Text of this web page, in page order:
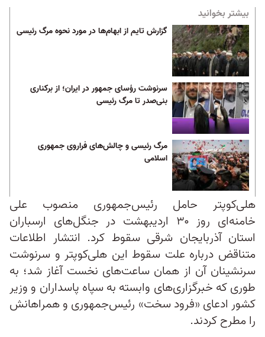
بیشتر بخوانید
گزارش تایم از ابهام‌ها در مورد نحوه مرگ رئیسی
سرنوشت رؤسای جمهور در ایران؛ از برکناری
بنی‌صدر تا مرگ رئیسی
مرگ رئیسی و چالش‌های فراروی جمهوری
اسلامی
هلی‌کوپتر حامل رئیس‌جمهوری منصوب علی
خامنه‌ای روز ۳۰ اردیبهشت در جنگل‌های ارسباران
استان آذربایجان شرقی سقوط کرد. انتشار اطلاعات
متناقض درباره علت سقوط این هلی‌کوپتر و سرنوشت
سرنشینان آن از همان ساعت‌های نخست آغاز شد؛ به‌
طوری‌ که خبرگزاری‌های وابسته به سپاه پاسداران و وزیر
کشور ادعای «فرود سخت» رئیس‌جمهوری و همراهانش
را مطرح کردند.